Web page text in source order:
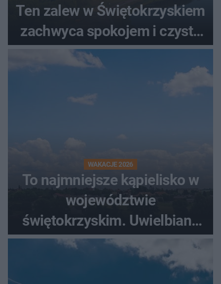
Ten zalew w Świętokrzyskiem
zachwyca spokojem i czystą
wodą
WAKACJE 2026
To najmniejsze kąpielisko w
województwie
świętokrzyskim. Uwielbiany
przez wędkarzy i turystów